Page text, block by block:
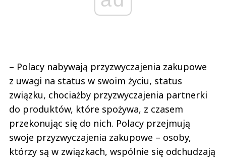
– Polacy nabywają przyzwyczajenia zakupowe
z uwagi na status w swoim życiu, status
związku, chociażby przyzwyczajenia partnerki
do produktów, które spożywa, z czasem
przekonując się do nich. Polacy przejmują
swoje przyzwyczajenia zakupowe – osoby,
którzy są w związkach, wspólnie się odchudzają